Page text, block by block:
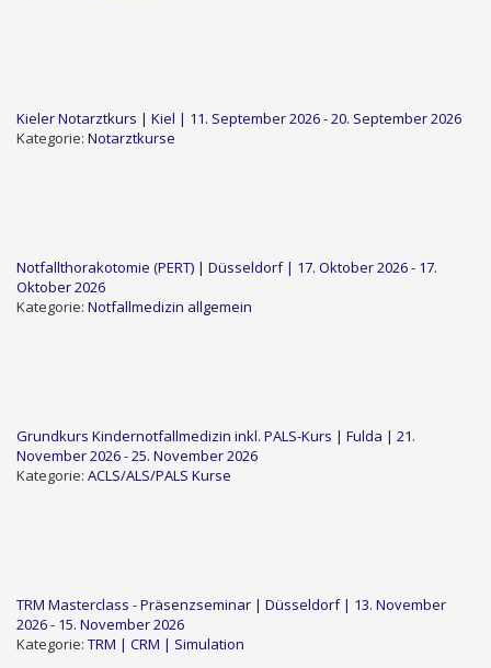
Kieler Notarztkurs | Kiel | 11. September 2026 - 20. September 2026
Kategorie: Notarztkurse
Notfallthorakotomie (PERT) | Düsseldorf | 17. Oktober 2026 - 17.
Oktober 2026
Kategorie: Notfallmedizin allgemein
Grundkurs Kindernotfallmedizin inkl. PALS-Kurs | Fulda | 21.
November 2026 - 25. November 2026
Kategorie: ACLS/ALS/PALS Kurse
TRM Masterclass - Präsenzseminar | Düsseldorf | 13. November
2026 - 15. November 2026
Kategorie: TRM | CRM | Simulation